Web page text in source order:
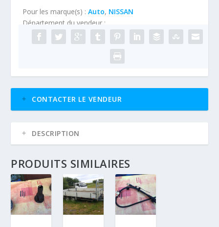
Pour les marque(s) :Auto, NISSAN
Département du vendeur :
CONTACTER LE VENDEUR
DESCRIPTION
PRODUITS SIMILAIRES